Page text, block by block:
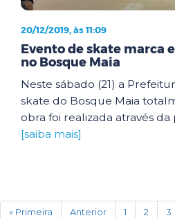
20/12/2019, às 11:09
Evento de skate marca
no Bosque Maia
Neste sábado (21) a
skate do Bosque Maia
obra foi realizada através
[saiba mais]
« Primeira Anterior 1 2 3